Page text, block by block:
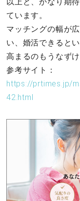
ています。
マッチングの幅が
い、婚活できると
高まるのもうなずけ
参考サイト：
https://prtimes.jp/
42.html